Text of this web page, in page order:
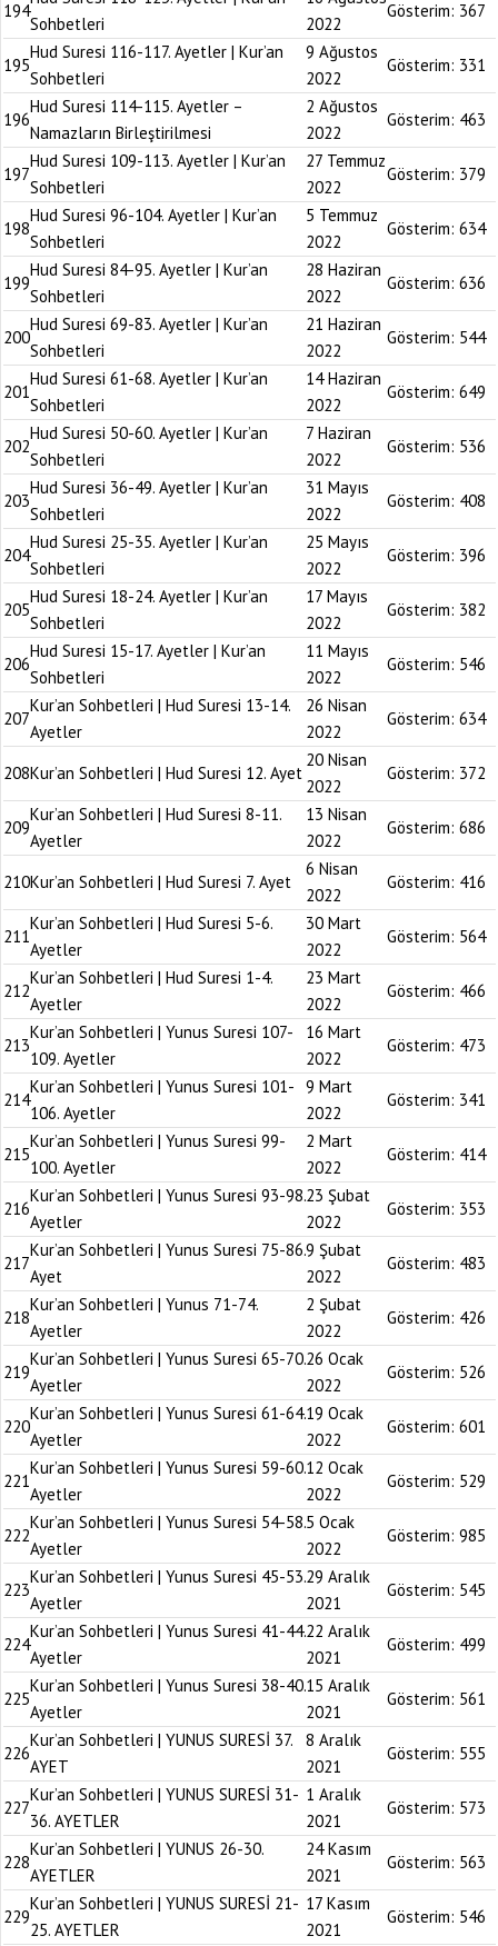
194
Sohbetleri
2022
Gösterim: 367
195
Hud Suresi 116-117. Ayetler | Kur’an
Sohbetleri
9 Ağustos
2022
Gösterim: 331
196
Hud Suresi 114-115. Ayetler –
Namazların Birleştirilmesi
2 Ağustos
2022
Gösterim: 463
197
Hud Suresi 109-113. Ayetler | Kur’an
Sohbetleri
27 Temmuz
2022
Gösterim: 379
198
Hud Suresi 96-104. Ayetler | Kur’an
Sohbetleri
5 Temmuz
2022
Gösterim: 634
199
Hud Suresi 84-95. Ayetler | Kur’an
Sohbetleri
28 Haziran
2022
Gösterim: 636
200
Hud Suresi 69-83. Ayetler | Kur’an
Sohbetleri
21 Haziran
2022
Gösterim: 544
201
Hud Suresi 61-68. Ayetler | Kur’an
Sohbetleri
14 Haziran
2022
Gösterim: 649
202
Hud Suresi 50-60. Ayetler | Kur’an
Sohbetleri
7 Haziran
2022
Gösterim: 536
203
Hud Suresi 36-49. Ayetler | Kur’an
Sohbetleri
31 Mayıs
2022
Gösterim: 408
204
Hud Suresi 25-35. Ayetler | Kur’an
Sohbetleri
25 Mayıs
2022
Gösterim: 396
205
Hud Suresi 18-24. Ayetler | Kur’an
Sohbetleri
17 Mayıs
2022
Gösterim: 382
206
Hud Suresi 15-17. Ayetler | Kur’an
Sohbetleri
11 Mayıs
2022
Gösterim: 546
207
Kur’an Sohbetleri | Hud Suresi 13-14.
Ayetler
26 Nisan
2022
Gösterim: 634
208Kur’an Sohbetleri | Hud Suresi 12. Ayet
20 Nisan
2022
Gösterim: 372
209
Kur’an Sohbetleri | Hud Suresi 8-11.
Ayetler
13 Nisan
2022
Gösterim: 686
210Kur’an Sohbetleri | Hud Suresi 7. Ayet
6 Nisan
2022
Gösterim: 416
211
Kur’an Sohbetleri | Hud Suresi 5-6.
Ayetler
30 Mart
2022
Gösterim: 564
212
Kur’an Sohbetleri | Hud Suresi 1-4.
Ayetler
23 Mart
2022
Gösterim: 466
213
Kur’an Sohbetleri | Yunus Suresi 107-
109. Ayetler
16 Mart
2022
Gösterim: 473
214
Kur’an Sohbetleri | Yunus Suresi 101-
106. Ayetler
9 Mart
2022
Gösterim: 341
215
Kur’an Sohbetleri | Yunus Suresi 99-
100. Ayetler
2 Mart
2022
Gösterim: 414
216
Kur’an Sohbetleri | Yunus Suresi 93-98.
Ayetler
23 Şubat
2022
Gösterim: 353
217
Kur’an Sohbetleri | Yunus Suresi 75-86.
Ayet
9 Şubat
2022
Gösterim: 483
218
Kur’an Sohbetleri | Yunus 71-74.
Ayetler
2 Şubat
2022
Gösterim: 426
219
Kur’an Sohbetleri | Yunus Suresi 65-70.
Ayetler
26 Ocak
2022
Gösterim: 526
220
Kur’an Sohbetleri | Yunus Suresi 61-64.
Ayetler
19 Ocak
2022
Gösterim: 601
221
Kur’an Sohbetleri | Yunus Suresi 59-60.
Ayetler
12 Ocak
2022
Gösterim: 529
222
Kur’an Sohbetleri | Yunus Suresi 54-58.
Ayetler
5 Ocak
2022
Gösterim: 985
223
Kur’an Sohbetleri | Yunus Suresi 45-53.
Ayetler
29 Aralık
2021
Gösterim: 545
224
Kur’an Sohbetleri | Yunus Suresi 41-44.
Ayetler
22 Aralık
2021
Gösterim: 499
225
Kur’an Sohbetleri | Yunus Suresi 38-40.
Ayetler
15 Aralık
2021
Gösterim: 561
226
Kur’an Sohbetleri | YUNUS SURESİ 37.
AYET
8 Aralık
2021
Gösterim: 555
227
Kur’an Sohbetleri | YUNUS SURESİ 31-
36. AYETLER
1 Aralık
2021
Gösterim: 573
228
Kur’an Sohbetleri | YUNUS 26-30.
AYETLER
24 Kasım
2021
Gösterim: 563
229
Kur’an Sohbetleri | YUNUS SURESİ 21-
25. AYETLER
17 Kasım
2021
Gösterim: 546